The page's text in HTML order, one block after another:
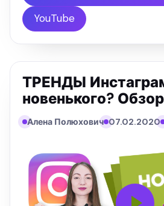
действительно сегодня
YouTube
ТРЕНДЫ
новенького?
Алена Полюхович 07.02.2020